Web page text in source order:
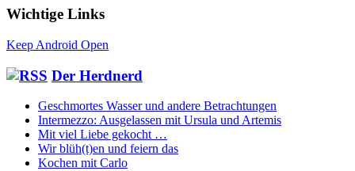
Wichtige Links
Keep Android Open
Der Herdnerd
Geschmortes Wasser und andere Betrachtungen
Intermezzo: Ausgelassen mit Ursula und Artemis
Mit viel Liebe gekocht …
Wir blüh(t)en und feiern das
Kochen mit Carlo